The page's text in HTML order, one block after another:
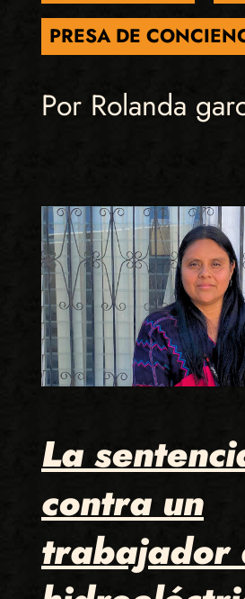
PRESA DE
Por Rolanda
La
contra un
trabajador